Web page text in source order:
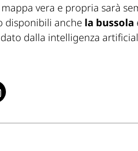
vera e propria sarà
disponibili anche la bussola
dalla intelligenza